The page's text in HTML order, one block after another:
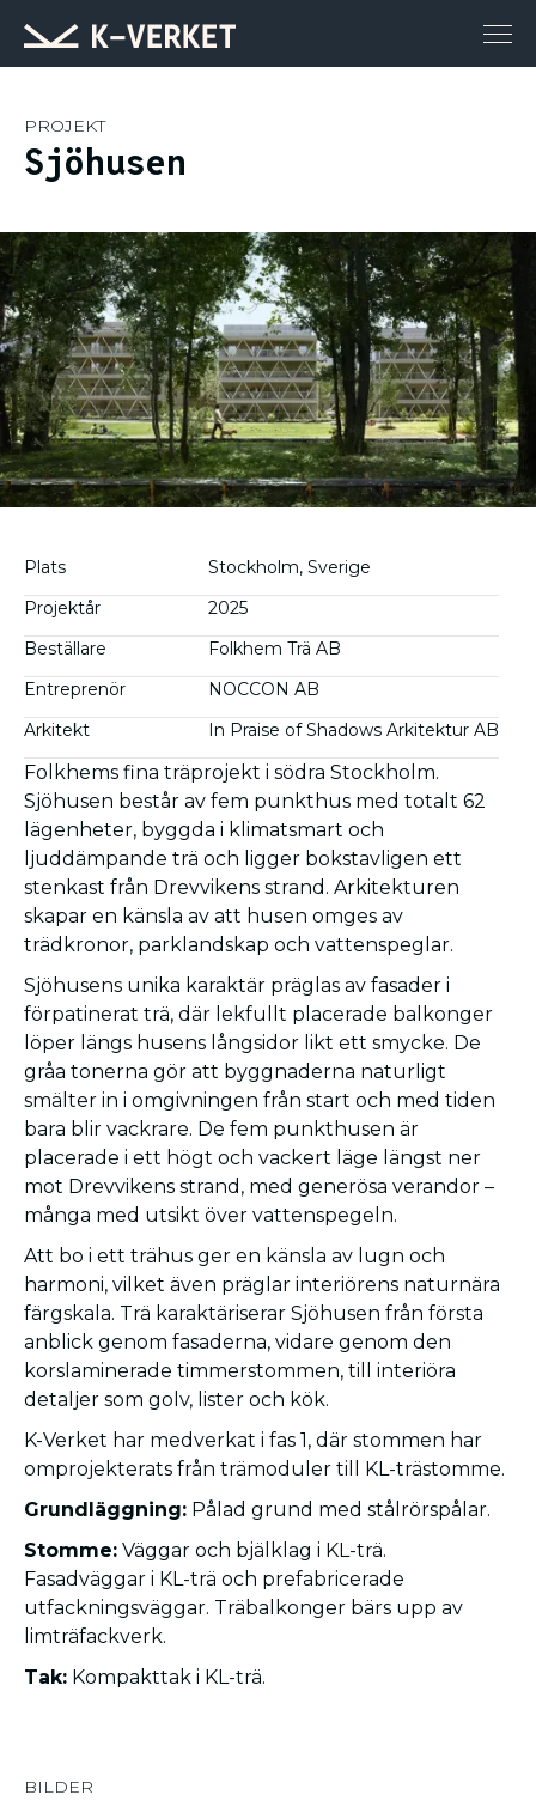
PROJEKT
Sjöhusen
Plats
Stockholm, Sverige
Projektår
2025
Beställare
Folkhem Trä AB
Entreprenör
NOCCON AB
Arkitekt
In Praise of Shadows Arkitektur AB
Folkhems fina träprojekt i södra Stockholm.
Sjöhusen består av fem punkthus med totalt 62
lägenheter, byggda i klimatsmart och
ljuddämpande trä och ligger bokstavligen ett
stenkast från Drevvikens strand. Arkitekturen
skapar en känsla av att husen omges av
trädkronor, parklandskap och vattenspeglar.
Sjöhusens unika karaktär präglas av fasader i
förpatinerat trä, där lekfullt placerade balkonger
löper längs husens långsidor likt ett smycke. De
gråa tonerna gör att byggnaderna naturligt
smälter in i omgivningen från start och med tiden
bara blir vackrare. De fem punkthusen är
placerade i ett högt och vackert läge längst ner
mot Drevvikens strand, med generösa verandor –
många med utsikt över vattenspegeln.
Att bo i ett trähus ger en känsla av lugn och
harmoni, vilket även präglar interiörens naturnära
färgskala. Trä karaktäriserar Sjöhusen från första
anblick genom fasaderna, vidare genom den
korslaminerade timmerstommen, till interiöra
detaljer som golv, lister och kök.
K-Verket har medverkat i fas 1, där stommen har
omprojekterats från trämoduler till KL-trästomme.
Grundläggning: Pålad grund med stålrörspålar.
Stomme: Väggar och bjälklag i KL-trä.
Fasadväggar i KL-trä och prefabricerade
utfackningsväggar. Träbalkonger bärs upp av
limträfackverk.
Tak: Kompakttak i KL-trä.
BILDER